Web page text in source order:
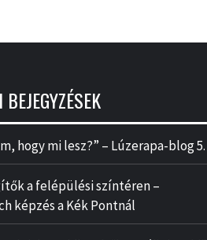
hogy mi lesz?” – Lúzerapa-blog 5.
a felépülési színtéren –
képzés a Kék Pontnál